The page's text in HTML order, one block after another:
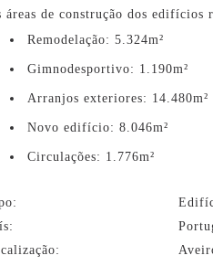
áreas de construção dos edifícios
Remodelação: 5.324m²
Gimnodesportivo: 1.190m²
Arranjos exteriores: 14.480m²
Novo edifício: 8.046m²
Circulações: 1.776m²